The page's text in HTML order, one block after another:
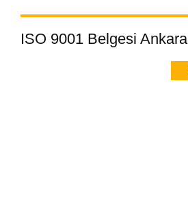
ISO 9001 Belgesi Ankara